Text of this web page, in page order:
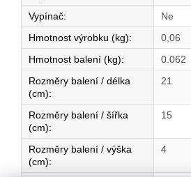
Vypínač:
Ne
Hmotnost výrobku (kg):
0,06
Hmotnost balení (kg):
0.062
Rozměry balení / délka
(cm):
21
Rozměry balení / šířka
(cm):
15
Rozměry balení / výška
(cm):
4